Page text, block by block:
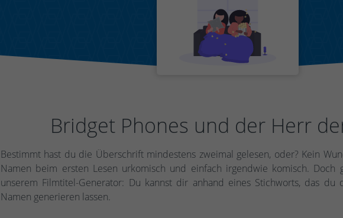
Bridget Phones und der Herr
Bestimmt hast du die Überschrift mindestens zweimal gelesen, oder? Kein
Namen beim ersten Lesen urkomisch und einfach irgendwie komisch. Doch
unserem Filmtitel-Generator: Du kannst dir anhand eines Stichworts, das du
Namen generieren lassen.